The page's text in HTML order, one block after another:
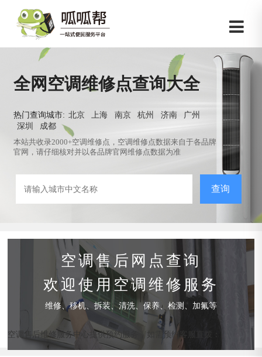
全网空调维修点查询大全
热门查询城市: 北京 上海 南京 杭州 济南
广州
深圳
成都
本站共收录2000+空调维修点，空调维修点数据来自于各品牌
官网，请仔细核对并以各品牌官网维修点数据为准
查询
空调售后网点查询
欢迎使用空调维修服务
维修、移机、拆装、清洗、保养、检测、加氟等
空调售后维修服务中心提供预约服务，如需预约客服直拨：